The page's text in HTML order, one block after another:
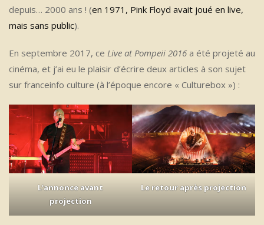
depuis… 2000 ans ! (en 1971, Pink Floyd avait joué en live,
mais sans public).
En septembre 2017, ce Live at Pompeii 2016 a été projeté au
cinéma, et j’ai eu le plaisir d’écrire deux articles à son sujet
sur franceinfo culture (à l’époque encore « Culturebox ») :
L’annonce avant
projection
Le retour après projection